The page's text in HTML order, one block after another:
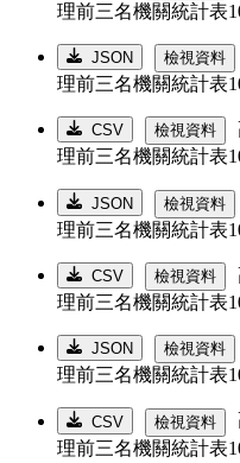
理前三名機關統計表
JSON 檢視資料
理前三名機關統計表
CSV 檢視資料
理前三名機關統計表
JSON 檢視資料
理前三名機關統計表
CSV 檢視資料
理前三名機關統計表
JSON 檢視資料
理前三名機關統計表
CSV 檢視資料
理前三名機關統計表